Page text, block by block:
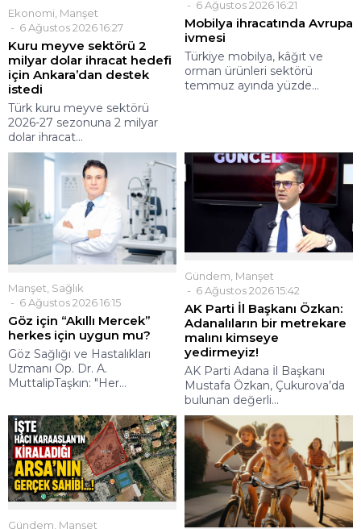
Ekonomi Manşet
6 Ağustos 2026 16:27
Kuru meyve sektörü 2
milyar dolar ihracat hedefi
için Ankara’dan destek
istedi
Türk kuru meyve sektörü
2026-27 sezonuna 2 milyar
dolar ihracat...
6 Ağustos 2026 16:21
Mobilya ihracatında Avrupa
ivmesi
Türkiye mobilya, kâğıt ve
orman ürünleri sektörü
temmuz ayında yüzde...
Manşet Sağlık
6 Ağustos 2026 16:15
Göz için “Akıllı Mercek”
herkes için uygun mu?
Göz Sağlığı ve Hastalıkları
Uzmanı Op. Dr. A.
MuttalipTaşkın: "Her...
Gündem Manşet
6 Ağustos 2026 15:42
AK Parti İl Başkanı Özkan:
Adanalıların bir metrekare
malını kimseye
yedirmeyiz!
AK Parti Adana İl Başkanı
Mustafa Özkan, Çukurova’da
bulunan değerli...
Gündem Manşet